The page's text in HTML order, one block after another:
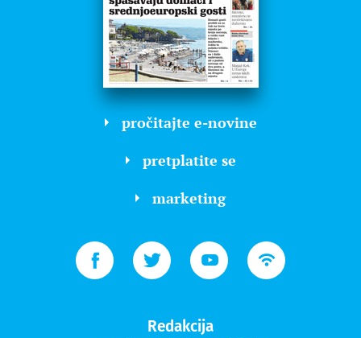
pročitajte e-novine
pretplatite se
marketing
Redakcija